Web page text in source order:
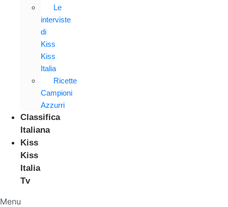
Le
interviste
di
Kiss
Kiss
Italia
Ricette
Campioni
Azzurri
Classifica
Italiana
Kiss
Kiss
Italia
Tv
Menu